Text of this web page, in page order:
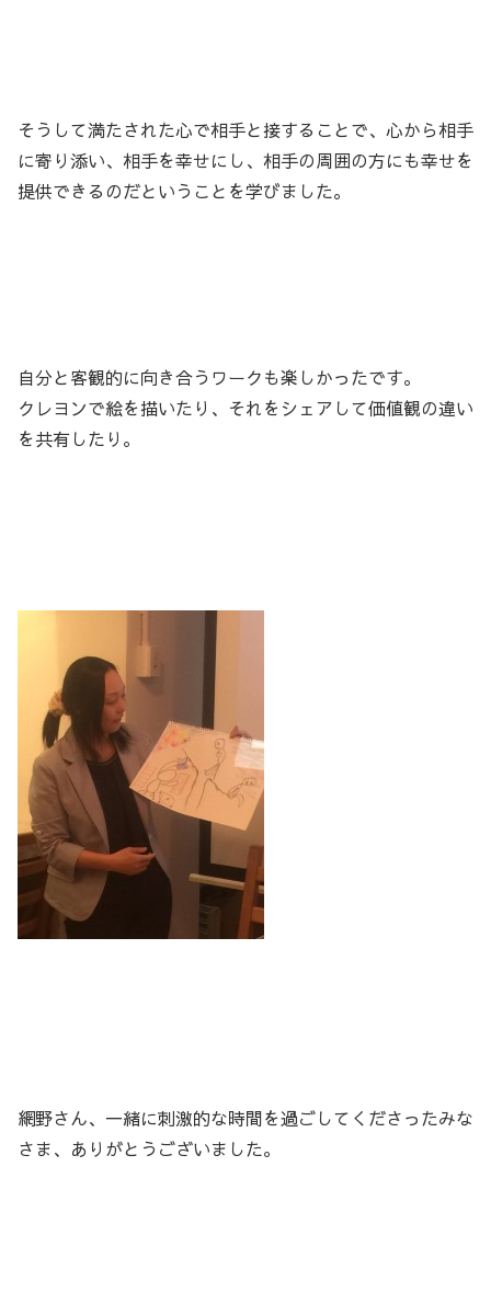
そうして満たされた心で相手と接することで、心から相手
に寄り添い、相手を幸せにし、相手の周囲の方にも幸せを
提供できるのだということを学びました。
自分と客観的に向き合うワークも楽しかったです。
クレヨンで絵を描いたり、それをシェアして価値観の違い
を共有したり。
網野さん、一緒に刺激的な時間を過ごしてくださったみな
さま、ありがとうございました。